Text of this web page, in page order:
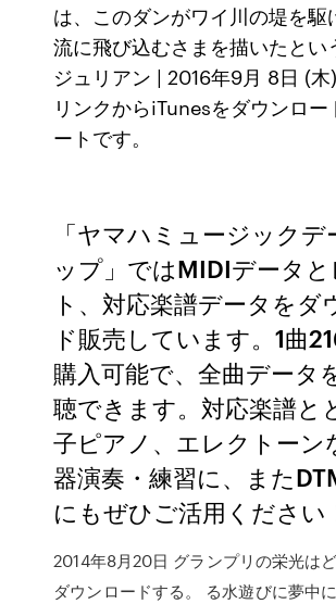
は、このダンがワイ川の堤を駆
流に飛び込むさまを描いたとい
ジュリアン | 2016年9月 8日 (
リンクからiTunesをダウンロー
ートです。
「ヤマハミュージックデ
ップ」ではMIDIデータと
ト、対応楽譜データをダ
ド販売しています。1曲
購入可能で、全曲データ
聴できます。対応楽譜と
子ピアノ、エレクトーン
器演奏・練習に、また
にもぜひご活用ください
2014年8月20日 グランプリの栄光は
ダウンロードする。 る水遊びに夢中